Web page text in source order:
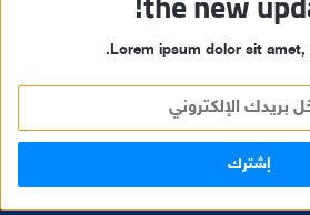
Lorem ipsum dolor sit amet,